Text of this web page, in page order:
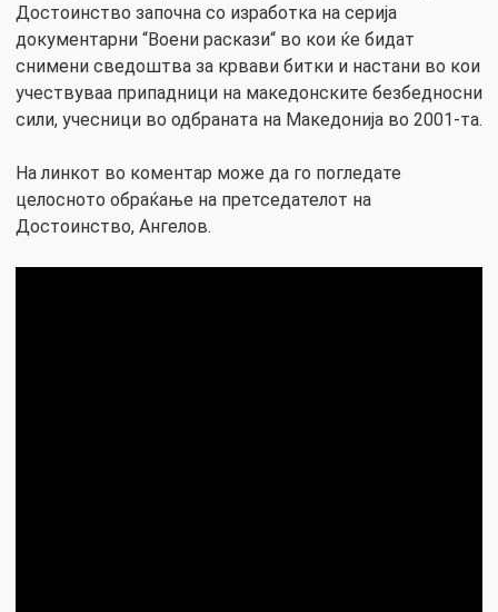
Достоинство започна со изработка на серија
документарни “Воени раскази“ во кои ќе бидат
снимени сведоштва за крвави битки и настани во кои
учествуваа припадници на македонските безбедносни
сили, учесници во одбраната на Македонија во 2001-та.
На линкот во коментар може да го погледате
целосното обраќање на претседателот на
Достоинство, Ангелов.